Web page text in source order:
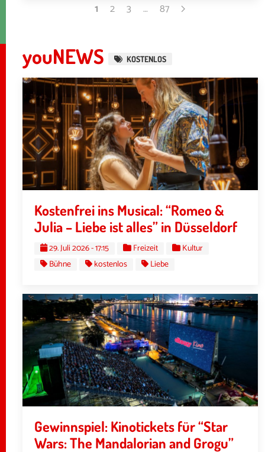
1 2 3 … 87
youNEWS KOSTENLOS
Kostenfrei ins Musical: “Romeo &
Julia – Liebe ist alles” in Düsseldorf
29. Juli 2026 - 17:15 Freizeit
Kultur
Bühne
kostenlos Liebe
Gewinnspiel: Kinotickets für “Star
Wars: The Mandalorian and Grogu”